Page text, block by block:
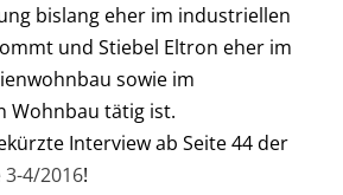
bislang eher im industriellen
und Stiebel Eltron eher im
sowie im
Wohnbau tätig ist.
Interview ab Seite 44 der
3-4/2016!